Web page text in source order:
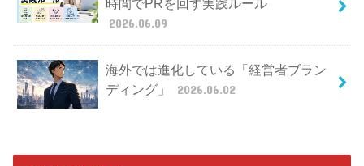
時間でPRを回す実践ルール
2026.06.09
海外では進化している「経営者ブラン
ディング」
2026.06.02